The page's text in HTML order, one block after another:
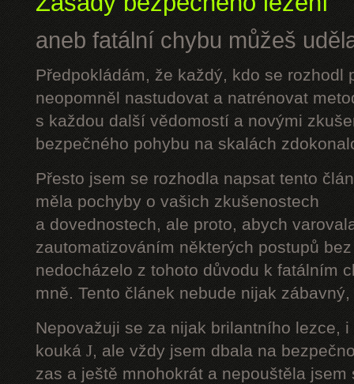
aneb fatální chybu můžeš
Předpokládám, že každý, kdo se rozhodl
neopomněl nastudovat a natrénovat
s každou další vědomostí a novými
bezpečného pohybu na skalách
Přesto jsem se rozhodla napsat tento
měla pochyby o vašich zkušenostech
a dovednostech, ale proto, abych
zautomatizováním některých postupů
nedocházelo z tohoto důvodu k fatálním
mně. Tento článek nebude nijak
Nepovažuji se za nijak brilantního lezce,
kouká J, ale vždy jsem dbala na
zas a ještě mnohokrát a nepouštěla